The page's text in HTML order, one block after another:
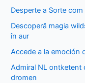
f
o
Desperte a Sorte
Descoperă magia
în aur
Accede a la emoción
Admiral NL ontketent
dromen